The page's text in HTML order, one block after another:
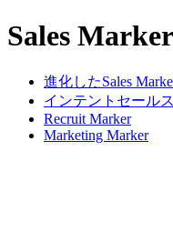
Sales Marker
進化したSales
インテントセール
Recruit Marker
Marketing Marker